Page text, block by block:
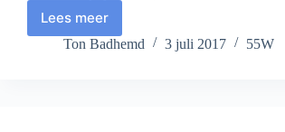
Lees meer
Laatste
actiedag
Ton Badhemd 3 juli 2017 55W